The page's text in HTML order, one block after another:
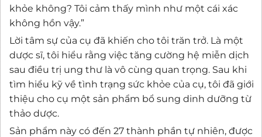
khỏe không? Tôi cảm thấy mình như một cái xác
không hồn vậy.”
Lời tâm sự của cụ đã khiến cho tôi trăn trở. Là một
dược sĩ, tôi hiểu rằng việc tăng cường hệ miễn dịch
sau điều trị ung thư là vô cùng quan trọng. Sau khi
tìm hiểu kỹ về tình trạng sức khỏe của cụ, tôi đã giới
thiệu cho cụ một sản phẩm bổ sung dinh dưỡng từ
thảo dược.
Sản phẩm này có đến 27 thành phần tự nhiên, được